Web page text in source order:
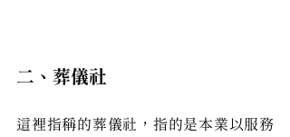
二、葬儀社
這裡指稱的葬儀社，指的是本業以服務